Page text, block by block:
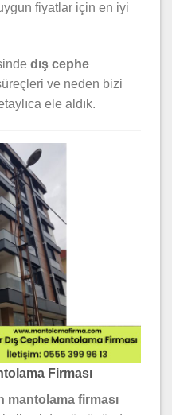
fiyatlar için en iyi
dış cephe
ve neden bizi
ele aldık.
Firması
mantolama firması